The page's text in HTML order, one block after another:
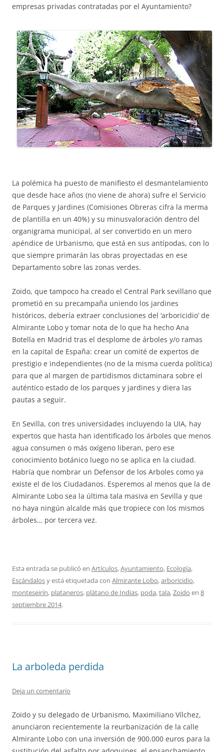
empresas privadas contratadas por el Ayuntamiento?
La polémica ha puesto de manifiesto el desmantelamiento
que desde hace años (no viene de ahora) sufre el Servicio
de Parques y Jardines (Comisiones Obreras cifra la merma
de plantilla en un 40%) y su minusvaloración dentro del
organigrama municipal, al ser convertido en un mero
apéndice de Urbanismo, que está en sus antípodas, con lo
que siempre primarán las obras proyectadas en ese
Departamento sobre las zonas verdes.
Zoido, que tampoco ha creado el Central Park sevillano que
prometió en su precampaña uniendo los jardines
históricos, debería extraer conclusiones del ‘arboricidio’ de
Almirante Lobo y tomar nota de lo que ha hecho Ana
Botella en Madrid tras el desplome de árboles y/o ramas
en la capital de España: crear un comité de expertos de
prestigio e independientes (no de la misma cuerda política)
para que al margen de partidismos dictaminara sobre el
auténtico estado de los parques y jardines y diera las
pautas a seguir.
En Sevilla, con tres universidades incluyendo la UIA, hay
expertos que hasta han identificado los árboles que menos
agua consumen o más oxígeno liberan, pero ese
conocimiento botánico luego no se aplica en la ciudad.
Habría que nombrar un Defensor de los Arboles como ya
existe el de los Ciudadanos. Esperemos al menos que la de
Almirante Lobo sea la última tala masiva en Sevilla y que
no haya ningún alcalde más que tropiece con los mismos
árboles… por tercera vez.
Esta entrada se publicó en Artículos,Ayuntamiento, Ecología,
Escándalosy está etiquetada con Almirante Lobo,arboricidio,
monteseirín, plataneros, plátano de Indias, poda,tala,Zoido en 8
septiembre 2014.
La arboleda perdida
Deja un comentario
Zoido y su delegado de Urbanismo, Maximiliano Vílchez,
anunciaron recientemente la reurbanización de la calle
Almirante Lobo con una inversión de 900.000 euros para la